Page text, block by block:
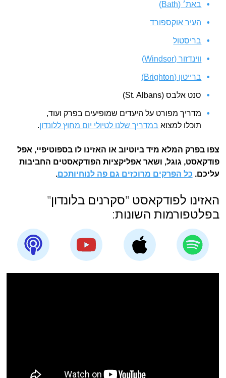
באת׳ (Bath)
העיר אוקספורד
בריסטול
ווינדזור (Windsor)
ברייטון (Brighton)
סנט אלבס (St. Albans)
מדריך מפורט על היעדים שמופיעים בפרק ועוד,
תוכלו למצוא במדריך שלנו לטיולי יום מחוץ ללונדון.
צפו בפרק המלא מיד ביוטיוב או האזינו לו בספוטיפיי, אפל
פודקאסט, גוגל, ושאר אפליקציות הפודקאסטים החביבות
עליכם. כל הפרקים מרוכזים גם פה לנוחיותכם.
האזינו לפודקאסט "סקרנים בלונדון"
בפלטפורמות השונות: